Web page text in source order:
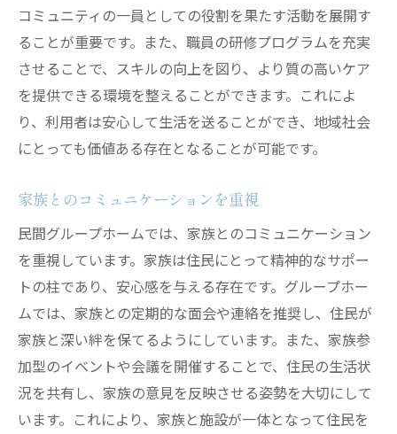
コミュニティの一員としての役割を果たす活動を展開す
ることが重要です。また、職員の研修プログラムを充実
させることで、スキルの向上を図り、より質の高いケア
を提供できる環境を整えることができます。これによ
り、利用者は安心して生活を送ることができ、地域社会
にとっても価値ある存在となることが可能です。
家族とのコミュニケーションを重視
民間グループホームでは、家族とのコミュニケーション
を重視しています。家族は住民にとって精神的なサポー
トの柱であり、安心感を与える存在です。グループホー
ムでは、家族との定期的な面会や連絡を推奨し、住民が
家族と深い絆を保てるようにしています。また、家族参
加型のイベントや会議を開催することで、住民の生活状
況を共有し、家族の意見を反映させる姿勢を大切にして
います。これにより、家族と施設が一体となって住民を